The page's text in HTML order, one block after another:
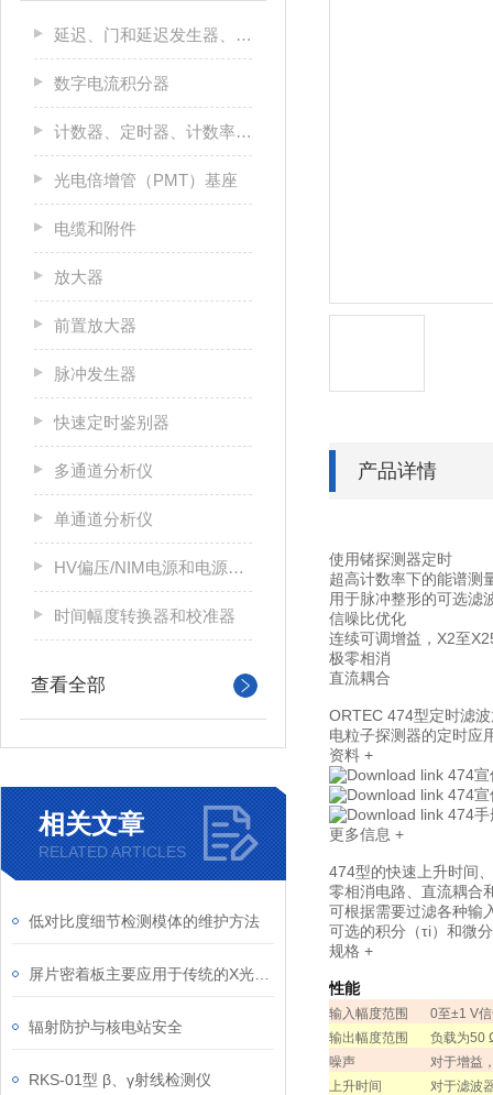
延迟、门和延迟发生器、逻辑模块和线性门
数字电流积分器
计数器、定时器、计数率计和多通道定标器（MCS）
光电倍增管（PMT）基座
电缆和附件
放大器
前置放大器
脉冲发生器
快速定时鉴别器
多通道分析仪
单通道分析仪
HV偏压/NIM电源和电源机箱
时间幅度转换器和校准器
查看全部
相关文章
RELATED ARTICLES
低对比度细节检测模体的维护方法
辐射防护与核电站安全
RKS-01型 β、γ射线检测仪
产品详情
使用锗探测器定时
超高计数率下的能谱测
用于脉冲整形的可选滤
信噪比优化
连续可调增益，X2至
极零相消
直流耦合
ORTEC 474型定时滤
电粒子探测器的定时应
资料 +
474宣
474宣
474手
更多信息 +
474型的快速上升时间
零相消电路、直流耦合
可根据需要过滤各种输
可选的积分（τi）和微
规格 +
性能
输入幅度范围 0至±1 V
输出幅度范围
负载为50
噪声
对于增益
上升时间
对于滤波